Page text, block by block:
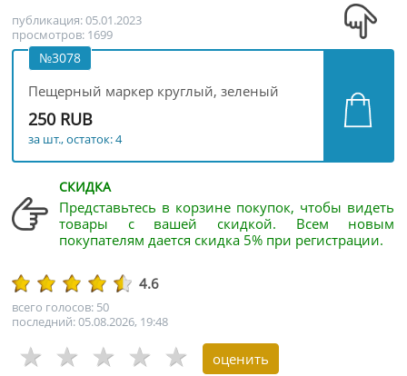
публикация: 05.01.2023
просмотров: 1699
№3078
Пещерный маркер круглый, зеленый
250 RUB
за шт., остаток: 4
СКИДКА
Представьтесь в корзине покупок, чтобы видеть
товары с вашей скидкой. Всем новым
покупателям дается скидка 5% при регистрации.
4.6
всего голосов: 50
последний: 05.08.2026, 19:48